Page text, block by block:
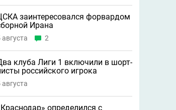
заинтересовался форвардом
Ирана
августа 2
клуба Лиги 1 включили в шорт-
российского игрока
августа
определился с